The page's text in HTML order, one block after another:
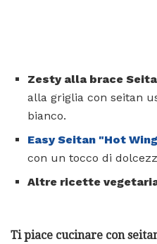
Zesty alla brace
alla griglia con seitan
bianco.
Easy Seitan "Hot
con un tocco di
Altre ricette
Ti piace cucinare con